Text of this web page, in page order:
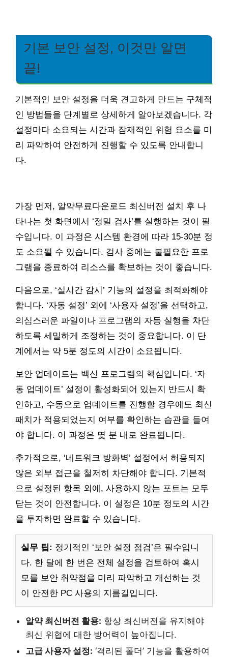
기본 보안 설정, 이것만 알면
끝!
기본적인 보안 설정을 더욱 견고하게 만드는 구체적
인 방법들을 단계별로 상세하게 알아보겠습니다. 각
설정마다 소요되는 시간과 잠재적인 위험 요소를 미
리 파악하여 안전하게 진행할 수 있도록 안내합니
다.
가장 먼저, 알약무료다운로드 최신버전 설치 후 나
타나는 첫 화면에서 ‘정밀 검사’를 실행하는 것이 필
수입니다. 이 과정은 시스템 환경에 따라 15-30분 정
도 소요될 수 있습니다. 검사 중에는 불필요한 프로
그램을 종료하여 리소스를 확보하는 것이 좋습니다.
다음으로, ‘실시간 감시’ 기능의 설정을 최적화해야
합니다. ‘자동 설정’ 외에 ‘사용자 설정’을 선택하고,
의심스러운 파일이나 프로그램의 자동 실행을 차단
하도록 세밀하게 조정하는 것이 중요합니다. 이 단
계에서는 약 5분 정도의 시간이 소요됩니다.
보안 업데이트는 백신 프로그램의 핵심입니다. ‘자
동 업데이트’ 설정이 활성화되어 있는지 반드시 확
인하고, 수동으로 업데이트를 진행할 경우에도 최신
패치가 적용되었는지 여부를 확인하는 습관을 들여
야 합니다. 이 과정은 몇 분 내로 완료됩니다.
추가적으로, ‘네트워크 방화벽’ 설정에서 허용되지
않은 외부 접근을 철저히 차단해야 합니다. 기본적
으로 설정된 항목 외에, 사용하지 않는 포트는 모두
닫는 것이 안전합니다. 이 설정은 10분 정도의 시간
을 투자하면 완료할 수 있습니다.
실무 팁: 정기적인 ‘보안 설정 점검’은 필수입니
다. 한 달에 한 번은 전체 설정을 검토하여 혹시
모를 보안 취약점을 미리 파악하고 개선하는 것
이 안전한 PC 사용의 지름길입니다.
알약 최신버전 활용: 항상 최신버전을 유지해야
최신 위협에 대한 방어력이 높아집니다.
고급 사용자 설정: ‘격리된 폴더’ 기능을 활용하여